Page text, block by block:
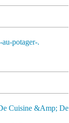
potager-.
Cuisine &Amp; De